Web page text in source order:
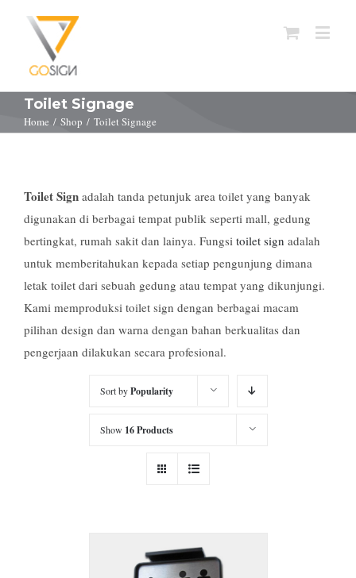
Toilet Signage
Home / Shop / Toilet Signage
Toilet Sign adalah tanda petunjuk area toilet yang banyak
digunakan di berbagai tempat publik seperti mall, gedung
bertingkat, rumah sakit dan lainya. Fungsi toilet sign adalah
untuk memberitahukan kepada setiap pengunjung dimana
letak toilet dari sebuah gedung atau tempat yang dikunjungi.
Kami memproduksi toilet sign dengan berbagai macam
pilihan design dan warna dengan bahan berkualitas dan
pengerjaan dilakukan secara profesional.
Sort byPopularity
Show 16 Products